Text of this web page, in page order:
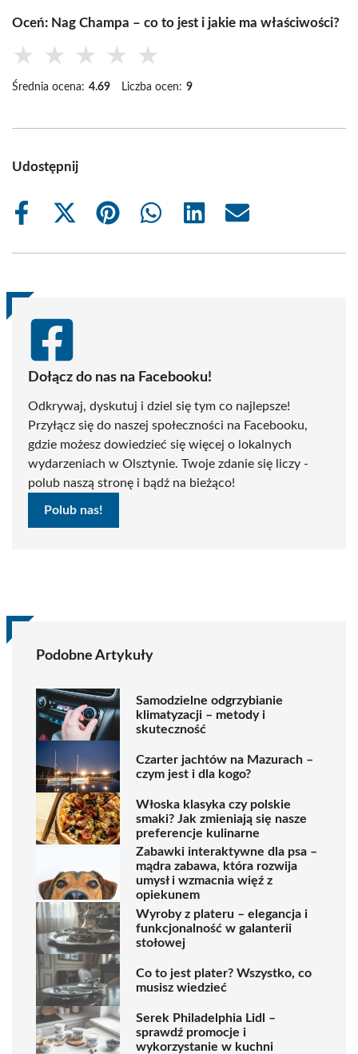
Oceń: Nag Champa – co to jest i jakie ma właściwości?
★ ★ ★ ★ ★
Średnia ocena: 4.69 Liczba ocen: 9
Udostępnij
Share
Share
(Twitter)
Share
Share
Share
Share
Dołącz do nas na Facebooku!
Odkrywaj, dyskutuj i dziel się tym co najlepsze!
Przyłącz się do naszej społeczności na Facebooku,
gdzie możesz dowiedzieć się więcej o lokalnych
wydarzeniach w Olsztynie. Twoje zdanie się liczy -
polub naszą stronę i bądź na bieżąco!
Polub nas!
Podobne Artykuły
Samodzielne odgrzybianie
klimatyzacji – metody i
skuteczność
Czarter jachtów na Mazurach –
czym jest i dla kogo?
Włoska klasyka czy polskie
smaki? Jak zmieniają się nasze
preferencje kulinarne
Zabawki interaktywne dla psa –
mądra zabawa, która rozwija
umysł i wzmacnia więź z
opiekunem
Wyroby z plateru – elegancja i
funkcjonalność w galanterii
stołowej
Co to jest plater? Wszystko, co
musisz wiedzieć
Serek Philadelphia Lidl –
sprawdź promocje i
wykorzystanie w kuchni